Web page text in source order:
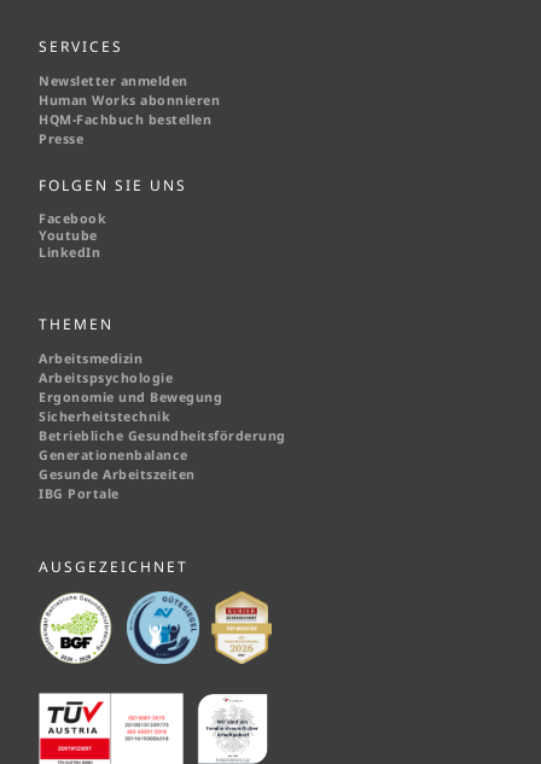
SERVICES
Newsletter anmelden
Human Works abonnieren
HQM-Fachbuch bestellen
Presse
FOLGEN SIE UNS
Facebook
Youtube
LinkedIn
THEMEN
Arbeitsmedizin
Arbeitspsychologie
Ergonomie und Bewegung
Sicherheitstechnik
Betriebliche Gesundheitsförderung
Generationenbalance
Gesunde Arbeitszeiten
IBG Portale
AUSGEZEICHNET